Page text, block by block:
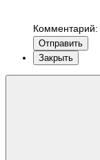
Комментарий:
Отправить
Закрыть